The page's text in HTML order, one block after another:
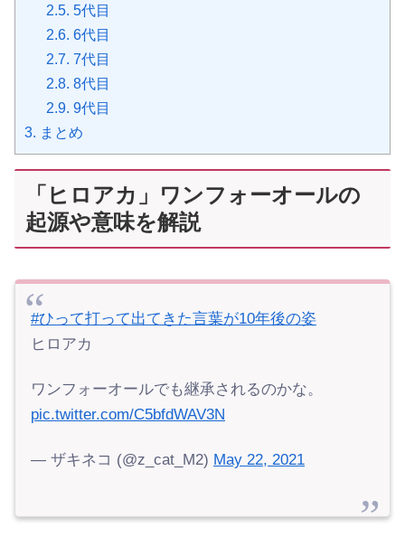
2.5. 5代目
2.6. 6代目
2.7. 7代目
2.8. 8代目
2.9. 9代目
3. まとめ
「ヒロアカ」ワンフォーオールの
起源や意味を解説
#ひって打って出てきた言葉が10年後の姿
ヒロアカ
ワンフォーオールでも継承されるのかな。
pic.twitter.com/C5bfdWAV3N
— ザキネコ (@z_cat_M2) May 22, 2021